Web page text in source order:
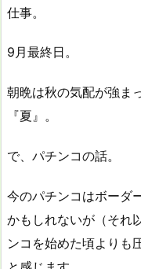
仕事。
9月最終日。
朝晩は秋の気配が強ま
『夏』。
で、パチンコの話。
今のパチンコはボーダ
かもしれないが（それ
ンコを始めた頃よりも